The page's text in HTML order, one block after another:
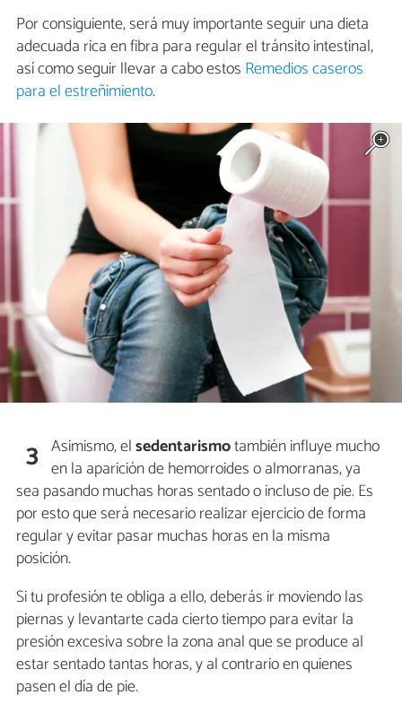
Por consiguiente, será muy importante seguir una dieta
adecuada rica en fibra para regular el tránsito intestinal,
así como seguir llevar a cabo estos Remedios caseros
para el estreñimiento.
3 Asimismo, elsedentarismotambién influye mucho
en la aparición de hemorroides o almorranas, ya
sea pasando muchas horas sentado o incluso de pie. Es
por esto que será necesario realizar ejercicio de forma
regular y evitar pasar muchas horas en la misma
posición.
Si tu profesión te obliga a ello, deberás ir moviendo las
piernas y levantarte cada cierto tiempo para evitar la
presión excesiva sobre la zona anal que se produce al
estar sentado tantas horas, y al contrario en quienes
pasen el día de pie.